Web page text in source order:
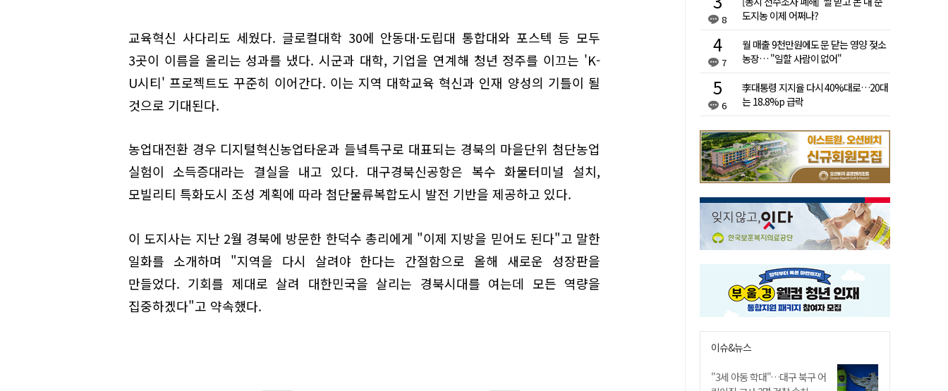
교육혁신 사다리도 세웠다. 글로컬대학 30에 안동대·도립대 통합대와 포스텍 등 모두
3곳이 이름을 올리는 성과를 냈다. 시군과 대학, 기업을 연계해 청년 정주를 이끄는 'K-
U시티' 프로젝트도 꾸준히 이어간다. 이는 지역 대학교육 혁신과 인재 양성의 기틀이 될
것으로 기대된다.
농업대전환 경우 디지털혁신농업타운과 들녘특구로 대표되는 경북의 마을단위 첨단농업
실험이 소득증대라는 결실을 내고 있다. 대구경북신공항은 복수 화물터미널 설치,
모빌리티 특화도시 조성 계획에 따라 첨단물류복합도시 발전 기반을 제공하고 있다.
이 도지사는 지난 2월 경북에 방문한 한덕수 총리에게 "이제 지방을 믿어도 된다"고 말한
일화를 소개하며 "지역을 다시 살려야 한다는 간절함으로 올해 새로운 성장판을
만들었다. 기회를 제대로 살려 대한민국을 살리는 경북시대를 여는데 모든 역량을
집중하겠다"고 약속했다.
8
도지농 이제 어쩌나?
7
월 매출 9천만원에도 문 닫는 영양 젖소
농장… "일할 사람이 없어"
6
李대통령 지지율 다시 40%대로…20대
는 18.8%p 급락
이슈&뉴스
"3세 아동 학대"…대구 북구 어